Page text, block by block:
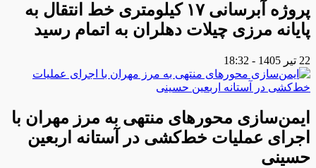
پروژه آبرسانی ۱۷ کیلومتری خط انتقال به
پایانه مرزی چیلات دهلران به اتمام رسید
22 تیر 1405 - 18:32
ایمن‌سازی محورهای منتهی به مرز مهران با
اجرای عملیات خط‌کشی در آستانه اربعین
حسینی